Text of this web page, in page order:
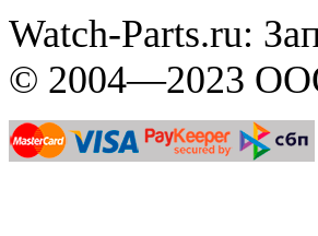
Watch-Parts.ru:
© 2004—2023